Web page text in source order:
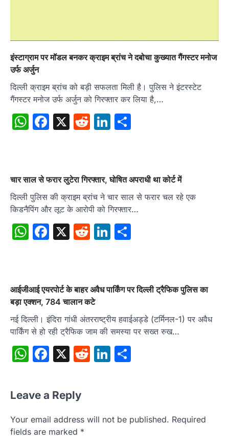
इंस्टाग्राम पर मॉडल बनकर क्राइम ब्रांच ने दबोचा कुख्यात गैंगस्टर मनोज
उर्फ अर्जुन
दिल्ली क्राइम ब्रांच को बड़ी सफलता मिली है। पुलिस ने इंटरस्टेट
गैंगस्टर मनोज उर्फ अर्जुन को गिरफ्तार कर लिया है,…
WhatsApp
Facebook
X RedditLinkedIn
चार साल से फरार लुटेरा गिरफ्तार, घोषित अपराधी था कोर्ट में
दिल्ली पुलिस की क्राइम ब्रांच ने चार साल से फरार चल रहे एक
किडनैपिंग और लूट के आरोपी को गिरफ्तार…
WhatsApp
Facebook
X RedditLinkedIn
आईजीआई एयरपोर्ट के बाहर अवैध पार्किंग पर दिल्ली ट्रैफिक पुलिस का
बड़ा एक्शन, 784 चालान कटे
नई दिल्ली। इंदिरा गांधी अंतरराष्ट्रीय हवाईअड्डे (टर्मिनल-1) पर अवैध
पार्किंग से हो रही ट्रैफिक जाम की समस्या पर सख्त रुख…
WhatsApp
Facebook
X RedditLinkedIn
Leave a Reply
Your email address will not be published. Required
fields are marked *